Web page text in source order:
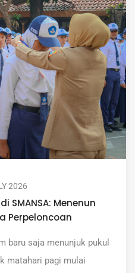
2026
SMANSA: Menenun
Perpeloncoan
baru saja menunjuk pukul
matahari pagi mulai